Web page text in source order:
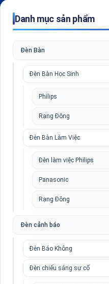
Danh mục sản phẩm
Đèn Bàn
Đèn Bàn Học Sinh
Philips
Rạng Đông
Đèn Bàn Làm Việc
Đèn làm việc Philips
Panasonic
Rạng Đông
Đèn cảnh báo
Đèn Báo Không
Đèn chiếu sáng sự cố